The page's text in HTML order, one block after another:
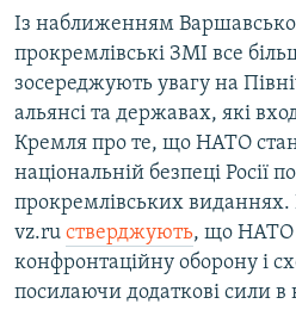
Із наближенням
прокремлівські ЗМІ все
зосереджують увагу на
альянсі та державах, які
Кремля про те, що НАТО
національній безпеці Росії
прокремлівських виданнях.
vz.ru стверджують, що НАТО
конфронтаційну оборону і
посилаючи додаткові сили в